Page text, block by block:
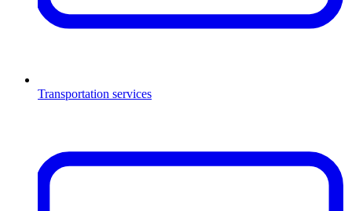
Transportation services